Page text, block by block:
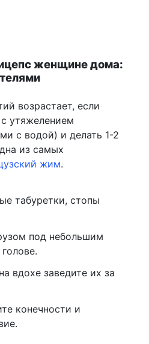
женщине дома:
возрастает, если
утяжелением
с водой) и делать 1-2
из самых
жим.
табуретки, стопы
под небольшим
вдохе заведите их за
конечности и